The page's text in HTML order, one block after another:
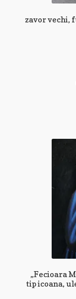
zavor vechi,
„Fecioara
tip icoana,